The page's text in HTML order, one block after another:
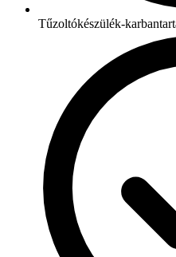
Tűzoltókészülék-